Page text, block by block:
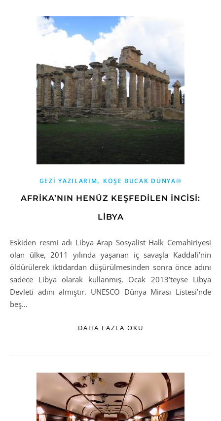
GEZI YAZILARIM, KÖŞE BUCAK DÜNYA®
AFRİKA’NIN HENÜZ KEŞFEDİLEN İNCİSİ:
LİBYA
Eskiden resmi adı Libya Arap Sosyalist Halk Cemahiriyesi
olan ülke, 2011 yılında yaşanan iç savaşla Kaddafi’nin
öldürülerek iktidardan düşürülmesinden sonra önce adını
sadece Libya olarak kullanmış, Ocak 2013’teyse Libya
Devleti adını almıştır. UNESCO Dünya Mirası Listesi’nde
beş…
DAHA FAZLA OKU